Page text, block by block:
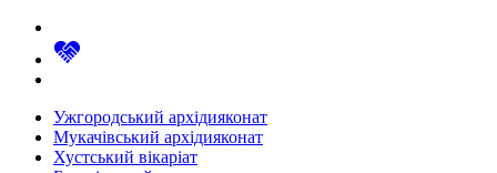
Ужгородський архідияконат
Мукачівський архідияконат
Хустський вікаріат